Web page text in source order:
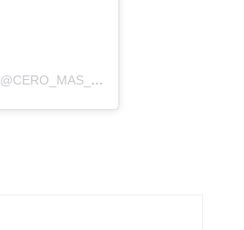
UNA PUBLICACIÓN COMPARTIDA POR ⓿+QUE❶ OFICIAL (@CERO_MAS_Q_UNO)